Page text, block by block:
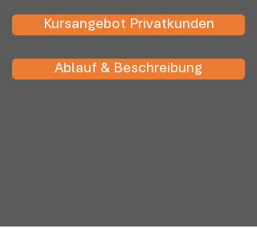
Kursangebot Privatkunden
Ablauf & Beschreibung